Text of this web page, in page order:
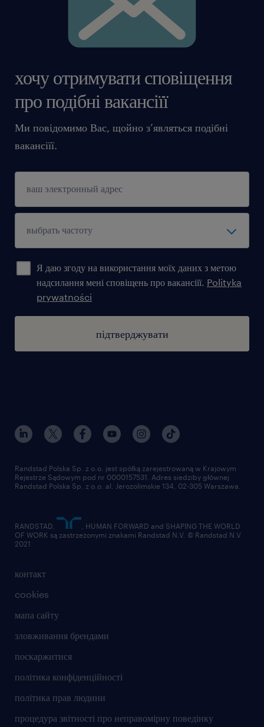
хочу отримувати сповіщення
про подібні вакансіїї
Ми повідомимо Вас, щойно з’являться подібні
вакансіїї.
Я даю згоду на використання моїх даних з метою
надсилання мені сповіщень про вакансіїї. Polityka
prywatności
підтверджувати
контакт
cookies
мапа сайту
зловживання брендами
поскаржитися
політика конфіденційності
політика прав людини
процедура звітності про неправомірну поведінку
Randstad Polska Sp. z o.o. jest spółką zarejestrowaną w Krajowym
Rejestrze Sądowym pod nr 0000157531. Adres siedziby głównej
Randstad Polska Sp. z o.o. al. Jerozolimskie 134, 02-305 Warszawa.
RANDSTAD,
, HUMAN FORWARD and SHAPING THE WORLD
OF WORK są zastrzeżonymi znakami Randstad N.V. © Randstad N.V
2021